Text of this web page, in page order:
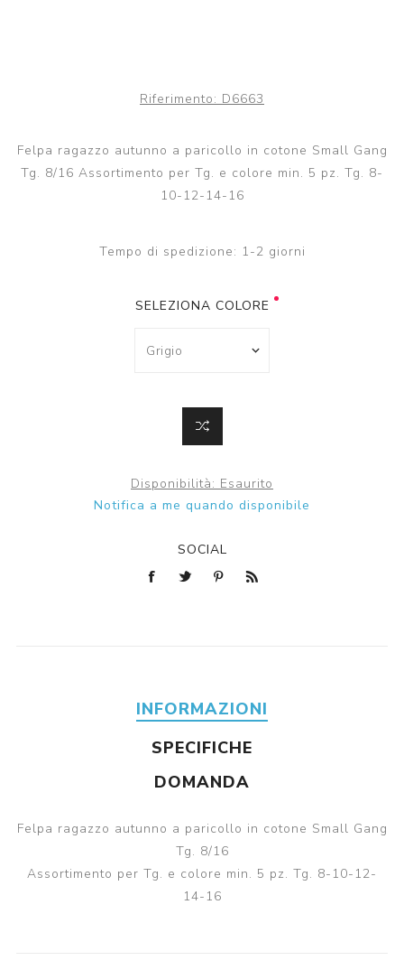
Riferimento: D6663
Felpa ragazzo autunno a paricollo in cotone Small Gang
Tg. 8/16 Assortimento per Tg. e colore min. 5 pz. Tg. 8-
10-12-14-16
Tempo di spedizione: 1-2 giorni
SELEZIONA COLORE
Disponibilità: Esaurito
SOCIAL
INFORMAZIONI
SPECIFICHE
DOMANDA
Felpa ragazzo autunno a paricollo in cotone Small Gang
Tg. 8/16
Assortimento per Tg. e colore min. 5 pz. Tg. 8-10-12-
14-16